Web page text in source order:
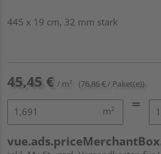
445 x 19 cm, 32 mm stark
45,45 € / m² (76,86 € / Paket(e))
m²